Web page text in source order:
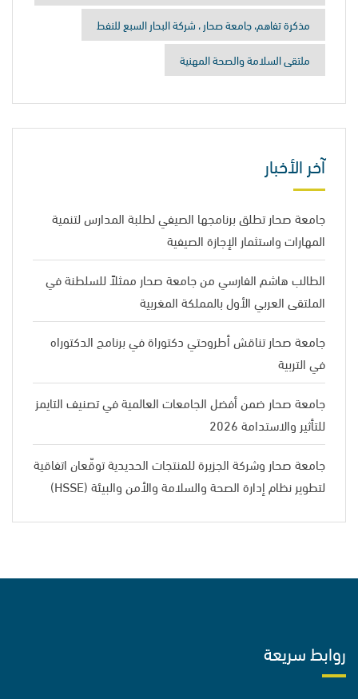
مذكرة تفاهم، جامعة صحار ، شركة البحار السبع للنفط
ملتقى السلامة والصحة المهنية
آخر الأخبار
جامعة صحار تطلق برنامجها الصيفي لطلبة المدارس لتنمية
المهارات واستثمار الإجازة الصيفية
الطالب هاشم الفارسي من جامعة صحار ممثلاً للسلطنة في
الملتقى العربي الأول بالمملكة المغربية
جامعة صحار تناقش أطروحتي دكتوراة في برنامج الدكتوراه
في التربية
جامعة صحار ضمن أفضل الجامعات العالمية في تصنيف التايمز
للتأثير والاستدامة 2026
جامعة صحار وشركة الجزيرة للمنتجات الحديدية توقّعان اتفاقية
لتطوير نظام إدارة الصحة والسلامة والأمن والبيئة (HSSE)
روابط سريعة